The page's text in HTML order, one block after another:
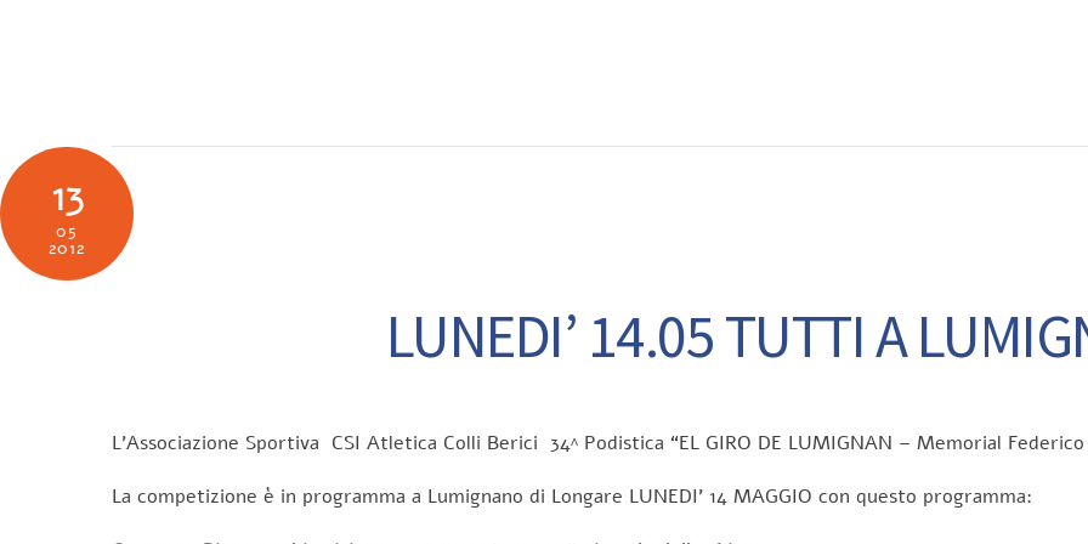
13
05
2012
LUNEDI’ 14.05 TUTTI A
L’Associazione Sportiva CSI Atletica Colli Berici 34^ Podistica “EL GIRO DE LUMIGNAN – Memorial
La competizione è in programma a Lumignano di Longare LUNEDI’ 14 MAGGIO con questo programma: